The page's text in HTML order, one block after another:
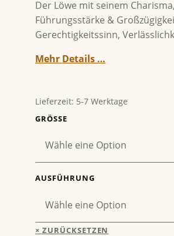
Der Löwe mit seinem
Führungsstärke &
Gerechtigkeitssinn,
Mehr Details …
Lieferzeit: 5-7 Werktage
GRÖSSE
AUSFÜHRUNG
ZURÜCKSETZEN